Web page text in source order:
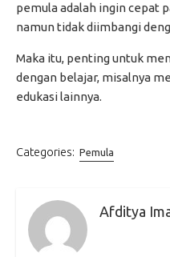
pemula adalah ingin cepat
namun tidak diimbangi
Maka itu, penting untuk
dengan belajar, misalnya
edukasi lainnya.
Categories: Pemula
Afditya